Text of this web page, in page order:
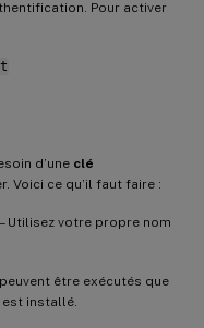
Pour activer
d’une clé
Voici ce qu’il faut faire :
– Utilisez votre propre nom
être exécutés que
installé.